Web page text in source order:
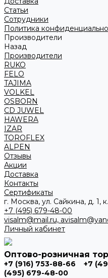
Статьи
Сотрудники
Политика
Производители
Назад
Производители
RUKO
FELO
TAJIMA
VOLKEL
OSBORN
CD JUWEL
HAWERA
IZAR
TOROFLEX
ALPEN
Отзывы
Акции
Доставка
Контакты
Сертификаты
г. Москва, ул. Сайкина, д. 1, к.
+7 (495) 679-48-00
visalm@mail.ru,
Личный кабинет
Оптово-розничная
+7 (916) 753-88-66 +7
(495) 679-48-00